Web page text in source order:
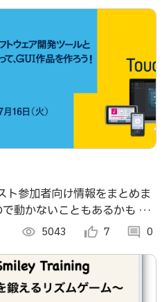
参加者向け情報をまとめま
visibility 5043 thumb_up_alt 7 comment 0